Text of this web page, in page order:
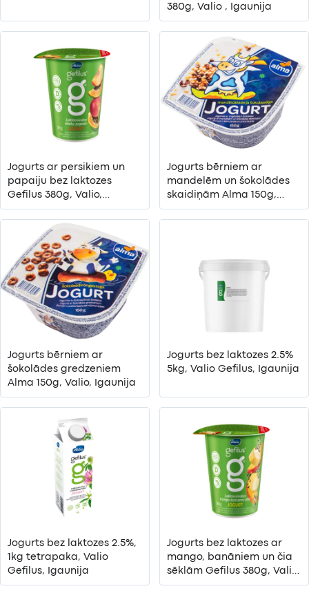
380g, Valio , Igaunija
Jogurts ar persikiem un
papaiju bez laktozes
Gefilus 380g, Valio,
Igaunija
Jogurts bērniem ar
mandelēm un šokolādes
skaidiņām Alma 150g,
Valio, Igaunija
Jogurts bērniem ar
šokolādes gredzeniem
Alma 150g, Valio, Igaunija
Jogurts bez laktozes 2.5%
5kg, Valio Gefilus, Igaunija
Jogurts bez laktozes 2.5%,
1kg tetrapaka, Valio
Gefilus, Igaunija
Jogurts bez laktozes ar
mango, banāniem un čia
sēklām Gefilus 380g, Valio,
Igaunija